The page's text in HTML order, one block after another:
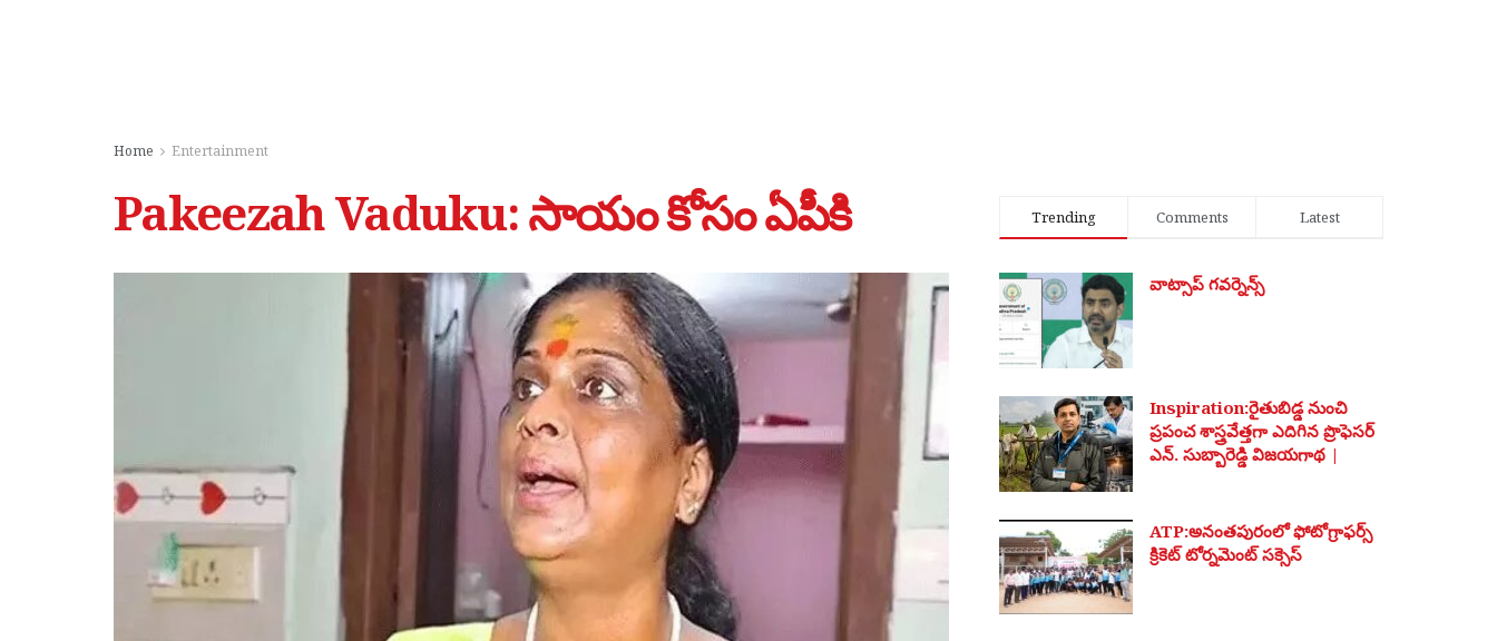
Home Entertainment
Pakeezah Vaduku: సాయం కోసం ఏపీకి Trending Comments Latest
వాట్సాప్ గవర్నెన్స్
Inspiration:రైతుబిడ్డ నుంచి
ప్రపంచ శాస్త్రవేత్తగా ఎదిగిన ప్రొఫెసర్
ఎన్. సుబ్బారెడ్డి విజయగాథ |
ATP:అనంతపురంలో ఫోటోగ్రాఫర్స్
క్రికెట్ టోర్నమెంట్ సక్సెస్